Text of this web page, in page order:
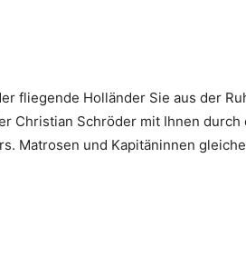
fliegende Holländer Sie aus der
Christian Schröder mit Ihnen
Matrosen und Kapitäninnen